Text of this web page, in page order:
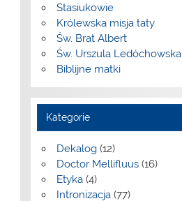
Stasiukowie
Królewska misja taty
Św. Brat Albert
Św. Urszula Ledóchowska
Biblijne matki
Kategorie
Dekalog(12)
Doctor Mellifluus(16)
Etyka(4)
Intronizacja(77)